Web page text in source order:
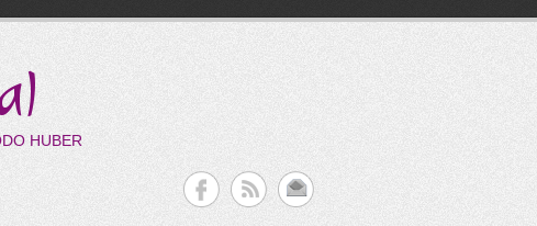
HUBER